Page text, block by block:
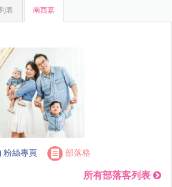
表 南西嘉
粉絲專頁 部落格
所有部落客列表